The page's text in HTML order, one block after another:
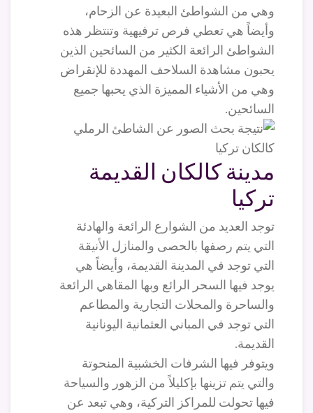
وهي من الشواطئ البعيدة عن الزحام،
وأيضاً هي تعطي فرص ترفيهية وتنتظر هذه
الشواطئ الرائعة الكثير من السائحين الذين
يحبون مشاهدة السلاحف المهددة للإنقراض
وهي من الأشياء المميزة الذي يحبها جميع
السائحين.
مدينة كالكان القديمة
تركيا
توجد العديد من الشوارع الرائعة والهادئة
التي يتم رصفها بالحصى والمنازل الأنيقة
التي توجد في المدينة القديمة، وأيضاً هي
يوجد فيها السحر الرائع وبها المقاهي الرائعة
والساحرة والمحلات التجارية والمطاعم
التي توجد في المباني العثمانية اليونانية
القديمة.
ويتوفر فيها الشرفات الخشبية المنحوتة
والتي يتم تزينها بإكليلاً من الزهور والسياحة
فيها تحولت للمراكز التركية، وهي تبعد عن